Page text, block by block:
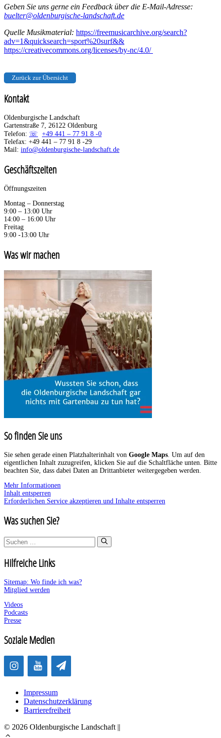
Geben Sie uns gerne ein Feedback über die E-Mail-Adresse:
buelter@oldenburgische-landschaft.de
Quelle Musikmaterial: https://freemusicarchive.org/search?
adv=1&quicksearch=sport%20surf&&
https://creativecommons.org/licenses/by-nc/4.0/
Zurück zur Übersicht
Kontakt
Oldenburgische Landschaft
Gartenstraße 7, 26122 Oldenburg
Telefon:
+49 441 – 77 91 8 -0
Telefax: +49 441 – 77 91 8 -29
Mail: info@oldenburgische-landschaft.de
Geschäftszeiten
Öffnungszeiten
Montag – Donnerstag
9:00 – 13:00 Uhr
14:00 – 16:00 Uhr
Freitag
9:00 -13:00 Uhr
Was wir machen
So finden Sie uns
Sie sehen gerade einen Platzhalterinhalt von Google Maps. Um auf den
eigentlichen Inhalt zuzugreifen, klicken Sie auf die Schaltfläche unten. Bitte
beachten Sie, dass dabei Daten an Drittanbieter weitergegeben werden.
Mehr Informationen
Inhalt entsperren
Erforderlichen Service akzeptieren und Inhalte entsperren
Was suchen Sie?
Suchen
nach:
Hilfreiche Links
Sitemap: Wo finde ich was?
Mitglied werden
Videos
Podcasts
Presse
Soziale Medien
Impressum
Datenschutzerklärung
Barrierefreiheit
© 2026 Oldenburgische Landschaft ||